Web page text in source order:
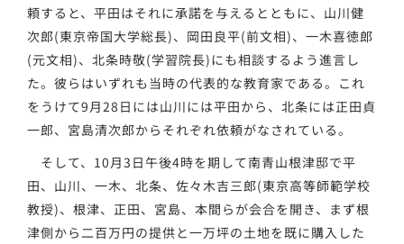
頼すると、平田はそれに承諾を与えるとともに、山川健
次郎(東京帝国大学総長)、岡田良平(前文相)、一木喜徳郎
(元文相)、北条時敬(学習院長)にも相談するよう進言し
た。彼らはいずれも当時の代表的な教育家である。これ
をうけて9月28日には山川には平田から、北条には正田貞
一郎、宮島清次郎からそれぞれ依頼がなされている。
そして、10月3日午後4時を期して南青山根津邸で平
田、山川、一木、北条、佐々木吉三郎(東京高等師範学校
教授)、根津、正田、宮島、本間らが会合を開き、まず根
津側から二百万円の提供と一万坪の土地を既に購入した